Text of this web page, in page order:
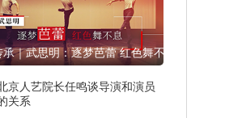
承｜武思明：逐梦芭蕾 红色舞不
京人艺院长任鸣谈导演和演员
关系